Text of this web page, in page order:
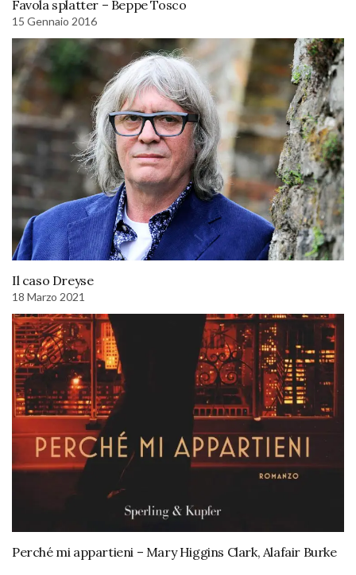
Favola splatter – Beppe Tosco
15 Gennaio 2016
Il caso Dreyse
18 Marzo 2021
Perché mi appartieni – Mary Higgins Clark, Alafair Burke